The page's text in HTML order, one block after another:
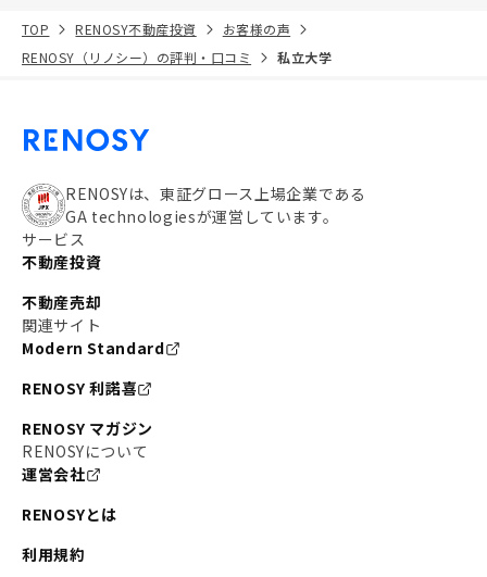
TOP RENOSY不動産投資
お客様の声
RENOSY（リノシー）の評判・口コミ
私立大学
RENOSYは、東証グロース上場企業である
GA technologiesが運営しています。
サービス
不動産投資
不動産売却
関連サイト
Modern Standard
RENOSY 利諾喜
RENOSY マガジン
RENOSYについて
運営会社
RENOSYとは
利用規約